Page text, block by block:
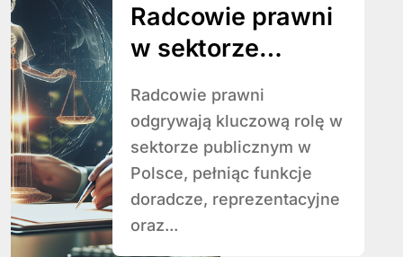
Radcowie prawni
w sektorze
rola i zadania.
Radcowie prawni
odgrywają kluczową rolę w
sektorze publicznym w
Polsce, pełniąc funkcje
doradcze, reprezentacyjne
oraz...